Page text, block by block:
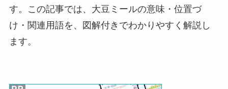
す。この記事では、大豆ミールの意味・位置づ
け・関連用語を、図解付きでわかりやすく解説し
ます。